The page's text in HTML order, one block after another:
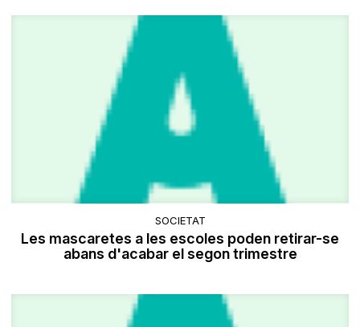
SOCIETAT
Les mascaretes a les escoles poden retirar-se
abans d'acabar el segon trimestre